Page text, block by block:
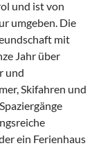
und ist von
umgeben. Die
mit
Jahr über
und
Skifahren und
ein Ferienhaus